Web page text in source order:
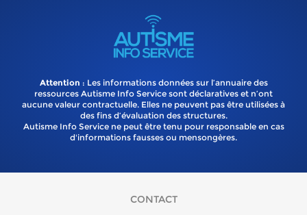
Attention : Les informations données sur l’annuaire des
ressources Autisme Info Service sont déclaratives et n’ont
aucune valeur contractuelle. Elles ne peuvent pas être utilisées à
des fins d’évaluation des structures.
Autisme Info Service ne peut être tenu pour responsable en cas
d'informations fausses ou mensongères.
CONTACT